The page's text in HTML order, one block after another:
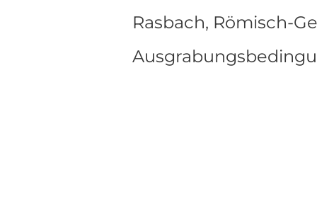
Rasbach, Römisch-